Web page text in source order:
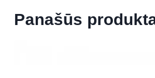
Panašūs